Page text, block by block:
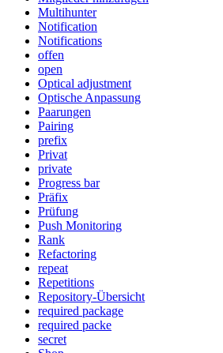
Multihunter
Notification
Notifications
offen
open
Optical adjustment
Optische Anpassung
Paarungen
Pairing
prefix
Privat
private
Progress bar
Präfix
Prüfung
Push Monitoring
Rank
Refactoring
repeat
Repetitions
Repository-Übersicht
required package
required packe
secret